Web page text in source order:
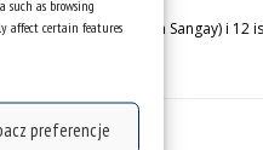
such as browsing
affect certain features
preferencje
wulkany (w tym Sangay) i 12